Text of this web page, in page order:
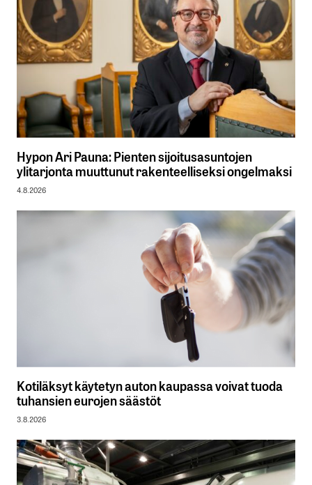
Hypon Ari Pauna: Pienten sijoitusasuntojen
ylitarjonta muuttunut rakenteelliseksi ongelmaksi
4.8.2026
Kotiläksyt käytetyn auton kaupassa voivat tuoda
tuhansien eurojen säästöt
3.8.2026